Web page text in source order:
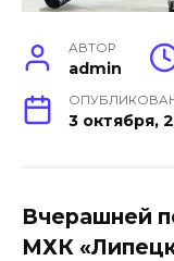
АВТОР
admin
3 октября,
Вчерашней
МХК